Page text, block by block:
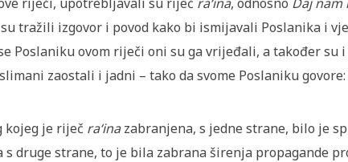
tražili izgovor i povod kako bi ismijavali Poslanika i
Poslaniku ovom riječi oni su ga vrijeđali, a također su
zaostali i jadni – tako da svome Poslaniku
kojeg je riječ ra‘inazabranjena, s jedne strane, bilo je
s druge strane, to je bila zabrana širenja propagande